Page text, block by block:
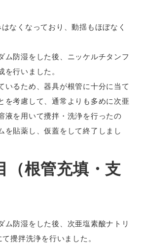
なくなっており、動揺もほぼなく
ム防湿をした後、ニッケルチタンフ
を行いました。
いるため、器具が根管に十分に当て
を考慮して、通常よりも多めに次亜
液を用いて攪拌・洗浄を行ったの
を貼薬し、仮蓋をして終了しまし
（根管充填・支
ム防湿をした後、次亜塩素酸ナトリ
攪拌洗浄を行いました。